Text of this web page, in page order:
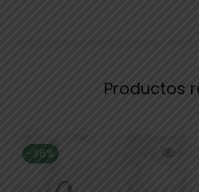
Productos
-36%